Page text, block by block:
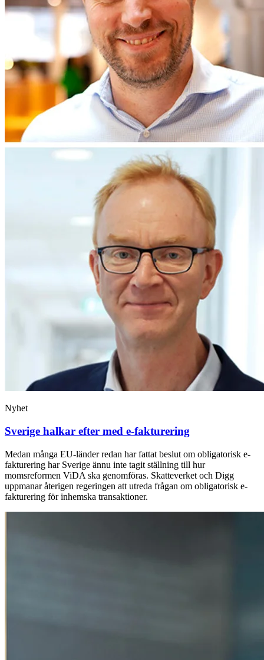
Nyhet
Sverige halkar efter med e-fakturering
Medan många EU-länder redan har fattat beslut om obligatorisk e-
fakturering har Sverige ännu inte tagit ställning till hur
momsreformen ViDA ska genomföras. Skatteverket och Digg
uppmanar återigen regeringen att utreda frågan om obligatorisk e-
fakturering för inhemska transaktioner.